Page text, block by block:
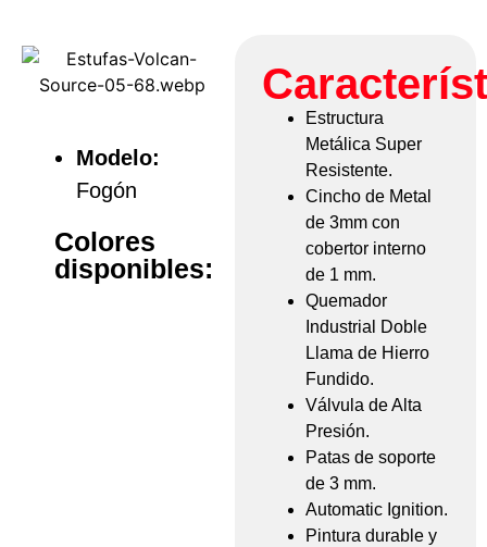
Estructura
Metálica Super
Resistente.
Cincho de Metal
de 3mm con
cobertor interno
de 1 mm.
Quemador
Industrial Doble
Llama de Hierro
Fundido.
Válvula de Alta
Presión.
Patas de soporte
de 3 mm.
Automatic Ignition.
Pintura durable y
Modelo:
Fogón
Colores
disponibles: